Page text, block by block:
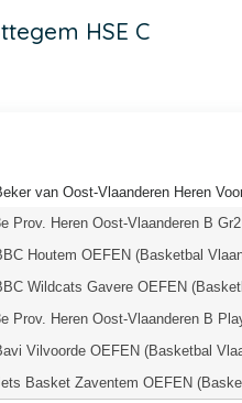
HSE C
van Oost-Vlaanderen Heren
Prov. Heren Oost-Vlaanderen B
Houtem OEFEN (Basketbal
Wildcats Gavere OEFEN
Prov. Heren Oost-Vlaanderen B
Vilvoorde OEFEN (Basketbal
Basket Zaventem OEFEN